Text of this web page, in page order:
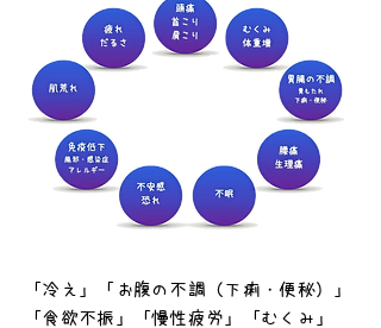
「冷え」「お腹の不調（下痢・便秘）」
「食欲不振」「慢性疲労」「むくみ」